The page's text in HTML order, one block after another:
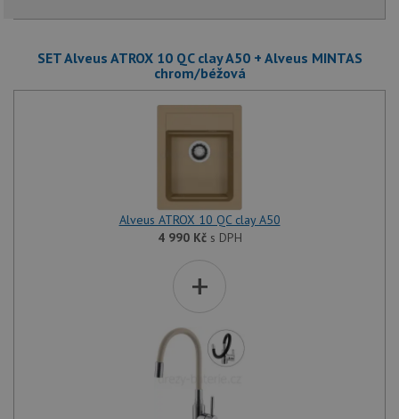
SET Alveus ATROX 10 QC clay A50 + Alveus MINTAS
chrom/béžová
Alveus ATROX 10 QC clay A50
4 990 Kčs DPH
+